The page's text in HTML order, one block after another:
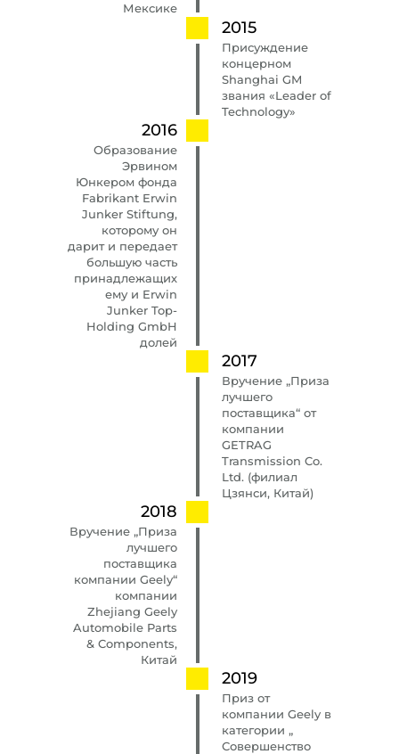
Мексике
2015
Присуждение
концерном
Shanghai GM
звания «Leader of
Technology»
2016
Образование
Эрвином
Юнкером фонда
Fabrikant Erwin
Junker Stiftung,
которому он
дарит и передает
большую часть
принадлежащих
ему и Erwin
Junker Top-
Holding GmbH
долей
2017
Вручение „Приза
лучшего
поставщика“ от
компании
GETRAG
Transmission Co.
Ltd. (филиал
Цзянси, Китай)
2018
Вручение „Приза
лучшего
поставщика
компании Geely“
компании
Zhejiang Geely
Automobile Parts
& Components,
Китай
2019
Приз от
компании Geely в
категории „
Совершенство